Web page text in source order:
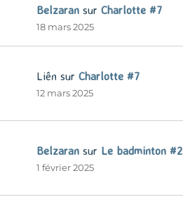
Belzaran sur Charlotte #7
18 mars 2025
Liên sur Charlotte #7
12 mars 2025
Belzaran sur Le badminton #2
1 février 2025